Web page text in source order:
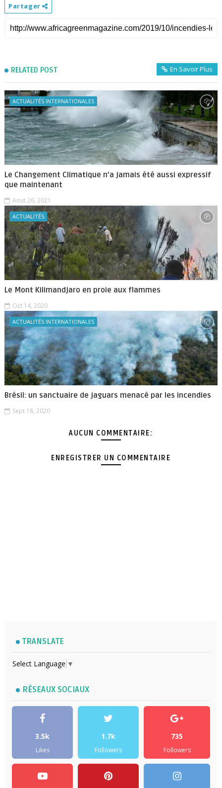
Partager
RELATED POST En Savoir Plus
ACTUALITÉS INTERNATIONALES
Le Changement Climatique n’a jamais été aussi expressif
que maintenant
Aout 26, 2021
ACTUALITÉS
Le Mont Kilimandjaro en proie aux flammes
Oct 14, 2020
ACTUALITÉS INTERNATIONALES
Brésil: un sanctuaire de jaguars menacé par les incendies
Sept 18, 2020
AUCUN COMMENTAIRE:
ENREGISTRER UN COMMENTAIRE
TRANSLATE
Select Language ▼
RÉSEAUX SOCIAUX
3.5k
Likes
1.7k
Followers
735
Followers